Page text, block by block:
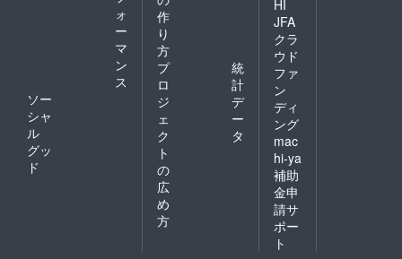
ォ
ー
マ
ン
ス
ソー
シャ
ル
グッ
ド
作
り
方
プ
ロ
ジ
ェ
ク
ト
の
広
め
方
統
計
デ
ー
タ
HI
JFA
クラ
ウド
ファ
ン
ディ
ング
mac
hi-ya
補助
金申
請サ
ポー
ト